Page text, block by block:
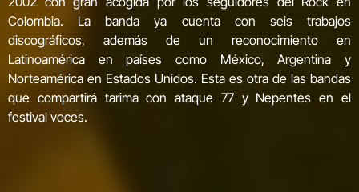
Colombia. La banda ya cuenta con seis trabajos
discográficos, además de un reconocimiento en
Latinoamérica en países como México, Argentina y
Norteamérica en Estados Unidos. Esta es otra de las bandas
que compartirá tarima con ataque 77 y Nepentes en el
festival voces.